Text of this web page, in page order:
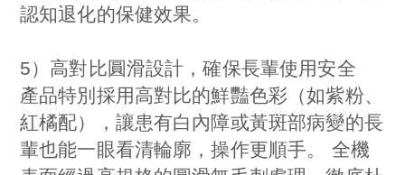
認知退化的保健效果。
5）高對比圓滑設計，確保長輩使用安全
產品特別採用高對比的鮮豔色彩（如紫粉、
紅橘配），讓患有白內障或黃斑部病變的長
輩也能一眼看清輪廓，操作更順手。 全機